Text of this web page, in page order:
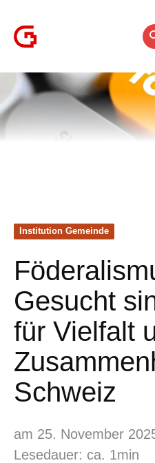
Institution Gemeinde
Gesucht
für Vielfalt
Schweiz
am 25. November
Lesedauer: ca. 1min